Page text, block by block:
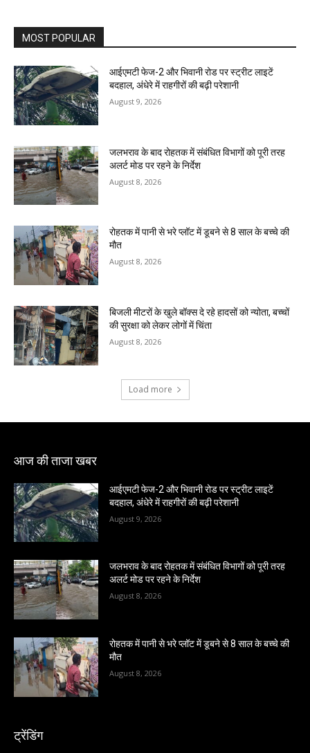
MOST POPULAR
आईएमटी फेज-2 और भिवानी रोड पर स्ट्रीट लाइटें
बदहाल, अंधेरे में राहगीरों की बढ़ी परेशानी
August 9, 2026
जलभराव के बाद रोहतक में संबंधित विभागों को पूरी तरह
अलर्ट मोड पर रहने के निर्देश
August 8, 2026
रोहतक में पानी से भरे प्लॉट में डूबने से 8 साल के बच्चे की
मौत
August 8, 2026
बिजली मीटरों के खुले बॉक्स दे रहे हादसों को न्योता, बच्चों
की सुरक्षा को लेकर लोगों में चिंता
August 8, 2026
Load more
आज की ताजा खबर
आईएमटी फेज-2 और भिवानी रोड पर स्ट्रीट लाइटें
बदहाल, अंधेरे में राहगीरों की बढ़ी परेशानी
August 9, 2026
जलभराव के बाद रोहतक में संबंधित विभागों को पूरी तरह
अलर्ट मोड पर रहने के निर्देश
August 8, 2026
रोहतक में पानी से भरे प्लॉट में डूबने से 8 साल के बच्चे की
मौत
August 8, 2026
ट्रेंडिंग